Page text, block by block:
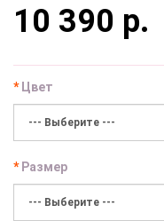
10 390 р.
Цвет
Размер